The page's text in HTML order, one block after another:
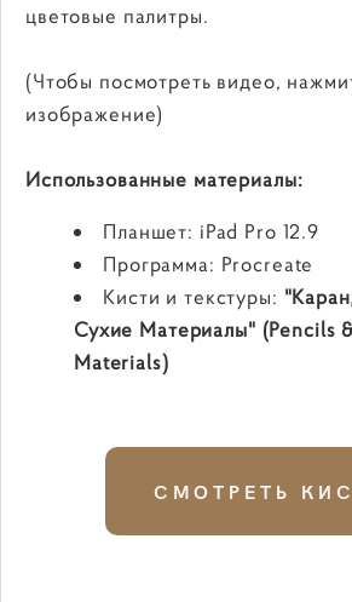
цветовые палитры.
(Чтобы посмотреть видео,
изображение)
Использованные материалы:
Планшет: iPad Pro 12.9
Программа: Procreate
Кисти и текстуры:
Сухие Материалы" (Pencils
Materials)
СМОТРЕТЬ